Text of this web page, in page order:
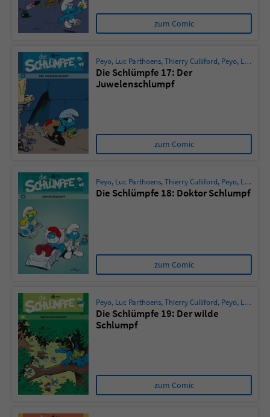
zum Comic
Peyo, Luc Parthoens,Thierry Culliford, Peyo, Luc Parthoens
Die Schlümpfe 17: Der
Juwelenschlumpf
zum Comic
Peyo, Luc Parthoens,Thierry Culliford, Peyo, Luc Parthoens
Die Schlümpfe 18: Doktor Schlumpf
zum Comic
Peyo, Luc Parthoens,Thierry Culliford, Peyo, Luc Parthoens
Die Schlümpfe 19: Der wilde
Schlumpf
zum Comic